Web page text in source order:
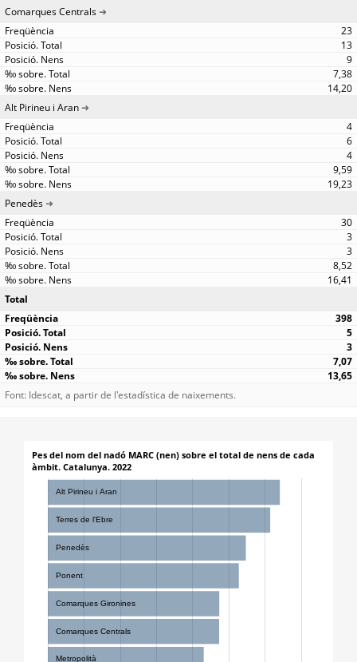
Comarques Centrals
23
13
9
7,38
14,20
Alt Pirineu i Aran
4
6
4
9,59
19,23
Penedès
30
3
3
8,52
16,41
Total
398
5
3
7,07
13,65
Font: Idescat, a partir de l'estadística de naixements.